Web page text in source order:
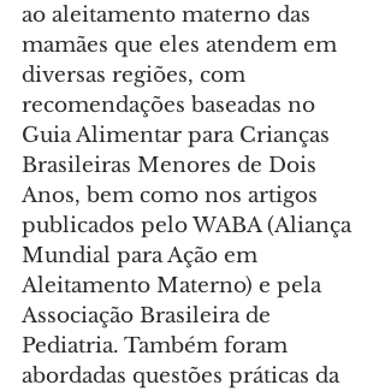
ao aleitamento materno das
mamães que eles atendem em
diversas regiões, com
recomendações baseadas no
Guia Alimentar para Crianças
Brasileiras Menores de Dois
Anos, bem como nos artigos
publicados pelo WABA (Aliança
Mundial para Ação em
Aleitamento Materno) e pela
Associação Brasileira de
Pediatria. Também foram
abordadas questões práticas da